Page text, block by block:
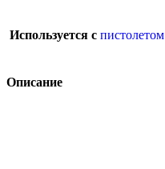
Используется с пистолетом
Описание